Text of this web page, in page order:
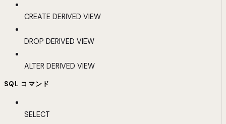
CREATE DERIVED VIEW
DROP DERIVED VIEW
ALTER DERIVED VIEW
SQL コマンド
SELECT